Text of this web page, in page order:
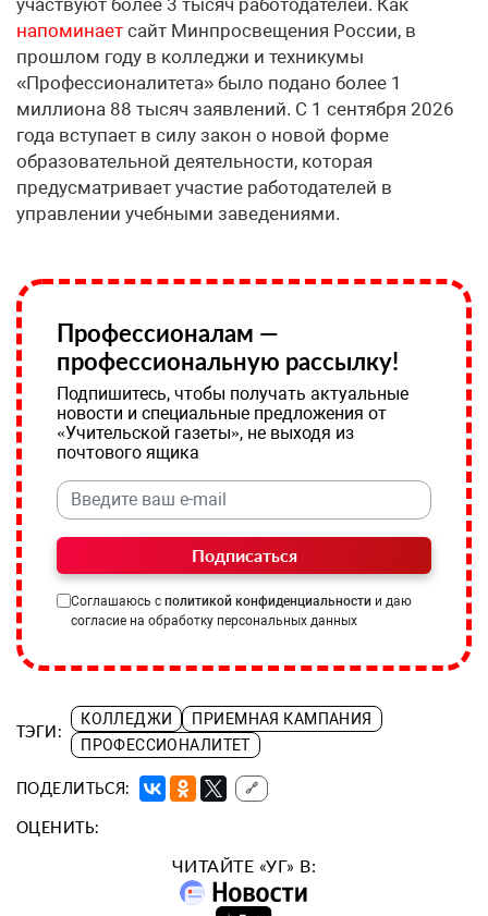
напоминает сайт Минпросвещения России, в
прошлом году в колледжи и техникумы
«Профессионалитета» было подано более 1
миллиона 88 тысяч заявлений. С 1 сентября 2026
года вступает в силу закон о новой форме
образовательной деятельности, которая
предусматривает участие работодателей в
управлении учебными заведениями.
Профессионалам —
профессиональную рассылку!
Подпишитесь, чтобы получать актуальные
новости и специальные предложения от
«Учительской газеты», не выходя из
почтового ящика
Подписаться
Соглашаюсь с политикой конфиденциальности и даю
согласие на обработку персональных данных
ТЭГИ:
КОЛЛЕДЖИ
ПРИЕМНАЯ КАМПАНИЯ
ПРОФЕССИОНАЛИТЕТ
ПОДЕЛИТЬСЯ: 🔗
ОЦЕНИТЬ:
ЧИТАЙТЕ «УГ» В: